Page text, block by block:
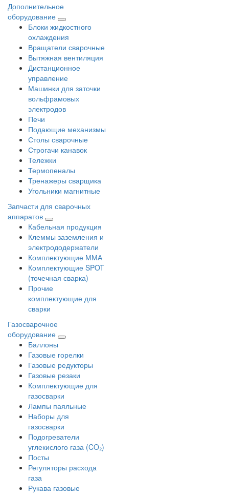
Дополнительное
оборудование
Блоки жидкостного
охлаждения
Вращатели сварочные
Вытяжная вентиляция
Дистанционное
управление
Машинки для заточки
вольфрамовых
электродов
Печи
Подающие механизмы
Столы сварочные
Строгачи канавок
Тележки
Термопеналы
Тренажеры сварщика
Угольники магнитные
Запчасти для сварочных
аппаратов
Кабельная продукция
Клеммы заземления и
электрододержатели
Комплектующие ММА
Комплектующие SPOT
(точечная сварка)
Прочие
комплектующие для
сварки
Газосварочное
оборудование
Баллоны
Газовые горелки
Газовые редукторы
Газовые резаки
Комплектующие для
газосварки
Лампы паяльные
Наборы для
газосварки
Подогреватели
углекислого газа (CO₂)
Посты
Регуляторы расхода
газа
Рукава газовые